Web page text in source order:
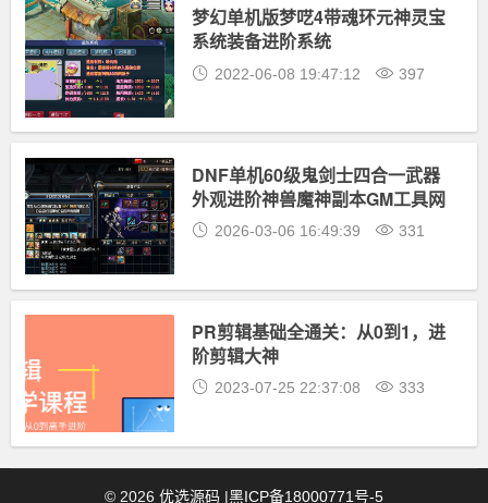
梦幻单机版梦呓4带魂环元神灵宝
系统装备进阶系统
2022-06-08 19:47:12 397
DNF单机60级鬼剑士四合一武器
外观进阶神兽魔神副本GM工具网
单 2026-03-06 16:49:39 331
PR剪辑基础全通关：从0到1，进
阶剪辑大神
2023-07-25 22:37:08 333
© 2026 优选源码 |黑ICP备18000771号-5